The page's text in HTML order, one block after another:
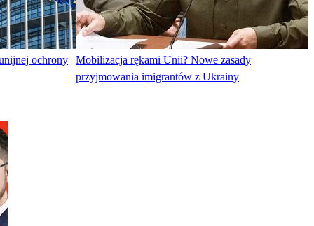
ochrony
Mobilizacja rękami Unii? Nowe zasady
przyjmowania imigrantów z Ukrainy